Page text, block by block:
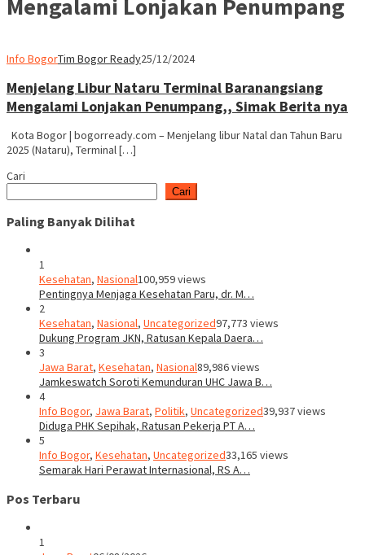
Mengalami Lonjakan Penumpang
Info BogorTim Bogor Ready25/12/2024
Menjelang Libur Nataru Terminal Baranangsiang
Mengalami Lonjakan Penumpang,, Simak Berita nya
Kota Bogor | bogorready.com – Menjelang libur Natal dan Tahun Baru
2025 (Nataru), Terminal […]
Cari
Cari
Paling Banyak Dilihat
1
Kesehatan, Nasional100,959 views
Pentingnya Menjaga Kesehatan Paru, dr. M…
2
Kesehatan, Nasional, Uncategorized97,773 views
Dukung Program JKN, Ratusan Kepala Daera…
3
Jawa Barat, Kesehatan, Nasional89,986 views
Jamkeswatch Soroti Kemunduran UHC Jawa B…
4
Info Bogor, Jawa Barat, Politik, Uncategorized39,937 views
Diduga PHK Sepihak, Ratusan Pekerja PT A…
5
Info Bogor, Kesehatan, Uncategorized33,165 views
Semarak Hari Perawat Internasional, RS A…
Pos Terbaru
1